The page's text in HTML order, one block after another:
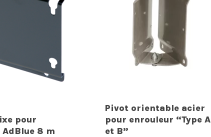
pour
8 m
Pivot orientable acier
pour enrouleur “Type A
et B”